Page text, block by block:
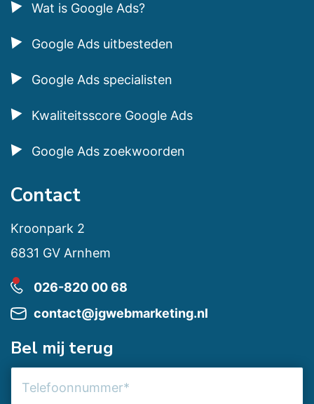
Wat is Google Ads?
Google Ads uitbesteden
Google Ads specialisten
Kwaliteitsscore Google Ads
Google Ads zoekwoorden
Contact
Kroonpark 2
6831 GV Arnhem
026-820 00 68
contact@jgwebmarketing.nl
Bel mij terug